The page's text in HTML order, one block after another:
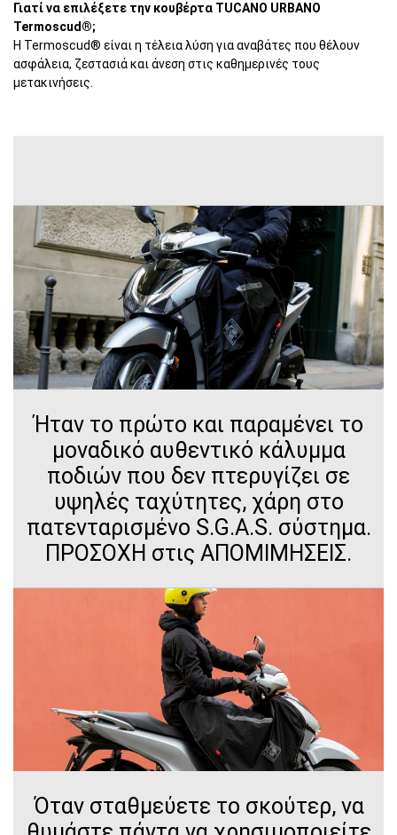
Γιατί να επιλέξετε την κουβέρτα TUCANO URBANO
Termoscud®;
Η Termoscud® είναι η τέλεια λύση για αναβάτες που θέλουν
ασφάλεια, ζεστασιά και άνεση στις καθημερινές τους
μετακινήσεις.
Ήταν το πρώτο και παραμένει το
μοναδικό αυθεντικό κάλυμμα
ποδιών που δεν πτερυγίζει σε
υψηλές ταχύτητες, χάρη στο
πατενταρισμένο S.G.A.S. σύστημα.
ΠΡΟΣΟΧΗ στις ΑΠΟΜΙΜΗΣΕΙΣ.
Όταν σταθμεύετε το σκούτερ, να